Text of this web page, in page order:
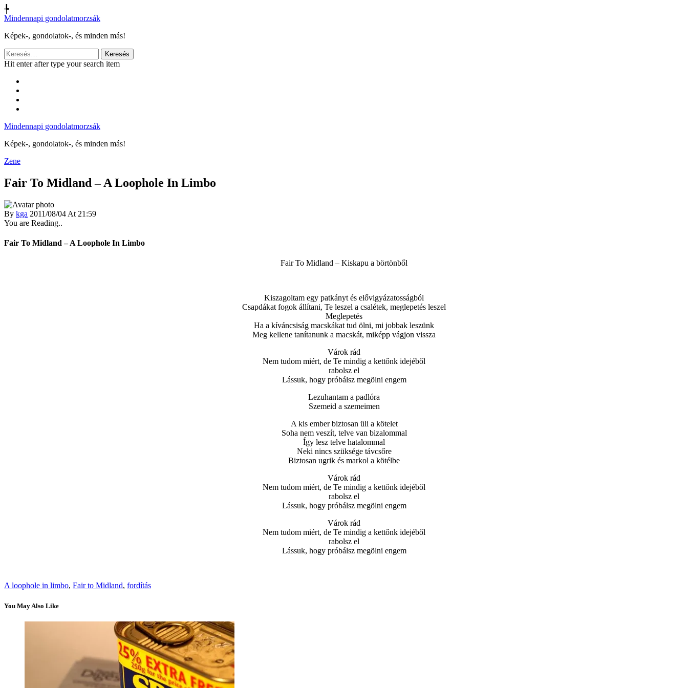
╄
Mindennapi gondolatmorzsák
Képek-, gondolatok-, és minden más!
Keresés:
Hit enter after type your search item
Mindennapi gondolatmorzsák
Képek-, gondolatok-, és minden más!
Zene
Fair To Midland – A Loophole In Limbo
By kga 2011/08/04 At 21:59
You are Reading..
Fair To Midland – A Loophole In Limbo
Fair To Midland – Kiskapu a börtönből
Kiszagoltam egy patkányt és elővigyázatosságból
Csapdákat fogok állítani, Te leszel a csalétek, meglepetés leszel
Meglepetés
Ha a kíváncsiság macskákat tud ölni, mi jobbak leszünk
Meg kellene tanítanunk a macskát, miképp vágjon vissza
Várok rád
Nem tudom miért, de Te mindig a kettőnk idejéből
rabolsz el
Lássuk, hogy próbálsz megölni engem
Lezuhantam a padlóra
Szemeid a szemeimen
A kis ember biztosan üli a kötelet
Soha nem veszít, telve van bizalommal
Így lesz telve hatalommal
Neki nincs szüksége távcsőre
Biztosan ugrik és markol a kötélbe
Várok rád
Nem tudom miért, de Te mindig a kettőnk idejéből
rabolsz el
Lássuk, hogy próbálsz megölni engem
Várok rád
Nem tudom miért, de Te mindig a kettőnk idejéből
rabolsz el
Lássuk, hogy próbálsz megölni engem
A loophole in limbo, Fair to Midland, fordítás
You May Also Like